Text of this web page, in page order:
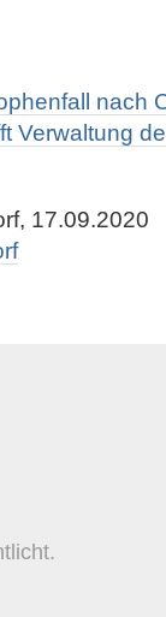
nach
Verwaltung
17.09.2020